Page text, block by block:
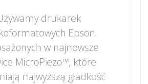
drukarek
Epson
w najnowsze
MicroPiezo™, które
najwyższą gładkość